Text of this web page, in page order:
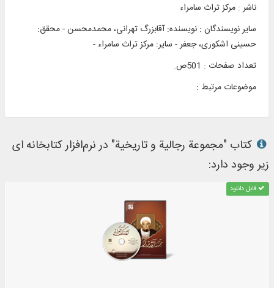
ناشر : مرکز تراث سامراء
سایر نویسندگان : نویسنده: آقابزرگ تهرانی، محمدمحسن - محقق:
حسینی اشکوری، جعفر - سایر: مرکز تراث سامراء -
تعداد صفحات : 501ص.
موضوعات مرتبط :
کتاب "مجموعة رجالیة و تاریخیة" در نرم‌افزار کتابخانه ای
زیر وجود دارد:
قابل دانلود